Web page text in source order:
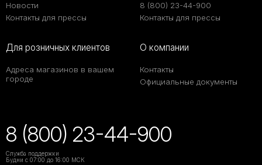
Новости
Контакты для прессы
8 (800) 23-44-900
Контакты для прессы
Для розничных клиентов
Адреса магазинов в вашем
городе
О компании
Контакты
Официальные документы
8 (800) 23-44-900
Служба поддержки
Будни с 07:00 до 16:00 МСК